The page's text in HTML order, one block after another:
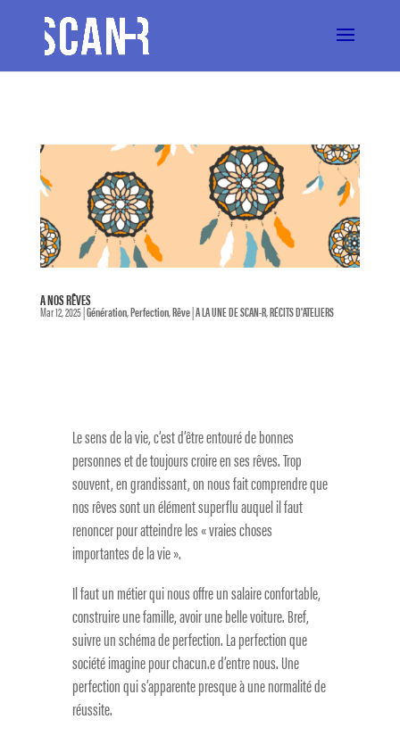
A NOS RÊVES
Mar 12, 2025|Génération,Perfection,Rêve|A LA UNE DE SCAN-R,RÉCITS D'ATELIERS
Le sens de la vie, c’est d’être entouré de bonnes
personnes et de toujours croire en ses rêves. Trop
souvent, en grandissant, on nous fait comprendre que
nos rêves sont un élément superflu auquel il faut
renoncer pour atteindre les « vraies choses
importantes de la vie ».
Il faut un métier qui nous offre un salaire confortable,
construire une famille, avoir une belle voiture. Bref,
suivre un schéma de perfection. La perfection que
société imagine pour chacun.e d’entre nous. Une
perfection qui s’apparente presque à une normalité de
réussite.